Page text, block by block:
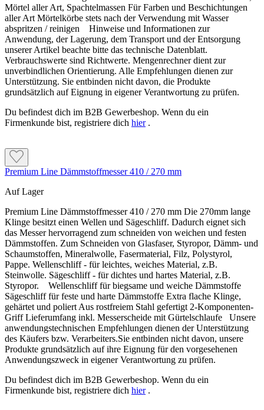
Nach dem Andrücken müssen mindestens 40 %
Klebekontaktfläche erreicht werden.
Untergrundunebenheiten bis ungefähr ± 1 cm können im
Kleberbett ausgeglichen werden.
Wird die Klebemasse maschinell direkt auf den
Untergrund aufgetragen und durchgekämmt, müssen
mindestens 80 % Klebekontaktfläche entstehen.
So werden die Dämmplatten verlegt
ausrichten.
Keine Klebemasse in die Plattenstöße bringen.
Fugen unter 5 mm mit Caparol Füllschaum B1 schließen.
Größere Fugen mit passend zugeschnittenem, artgleichem
Dämmstoff korrigieren.
Die verklebte Fassadenfläche bis zur weiteren Bearbeitung
mit einem Gerüstschutznetz vor Feuchtigkeit, Wind und
direkter Sonne schützen.
Dübelung und Armierung
Verdübelung im W-Schema
Die Mineralfaserplatten müssen unabhängig vom
Untergrund immer zusätzlich verdübelt werden.
Zulässig ist ausschließlich das W-Schema mit 6 bis 12
Dübeln je m²; die genaue Anzahl richtet sich nach
ÖNORM B 6400-1 und dem konkreten Objekt.
Untergrund und Verklebung vorbereiten
Der Untergrund muss eben, sauber, tragfähig und frei von
haftungsmindernden Stoffen sein. Lose Anstriche, schadhafte
Putzbereiche, Mörtelgrate und Hohlstellen vor der
Dämmplattenmontage vollständig entfernen beziehungsweise
fachgerecht ausbessern.
Absandende oder mehlige mineralische Flächen bis zur festen
Systemvorgabe grundieren.
abziehen.
Bei der Rand-Wulst-Punkt-Methode umlaufend Klebemasse und
auftragen.
Nach dem Andrücken müssen mindestens 40 %
Klebekontaktfläche erreicht werden. Untergrundunebenheiten
bis ungefähr ± 1 cm können im Kleberbett ausgeglichen werden.
Wird die Klebemasse maschinell direkt auf den Untergrund
aufgetragen und durchgekämmt, müssen mindestens 80 %
Klebekontaktfläche entstehen.
So werden die Dämmplatten verlegt
Die Platten von unten nach oben im Verband und pressgestoßen
verkleben.
Jede Platte gut andrücken sowie flucht- und lotrecht ausrichten.
Keine Klebemasse in die Plattenstöße bringen.
Fugen unter 5 mm mit Caparol Füllschaum B1 schließen.
Größere Fugen mit passend zugeschnittenem, artgleichem
Dämmstoff korrigieren.
Mörtel aller Art, Spachtelmassen Für Farben und Beschichtungen
aller Art Mörtelkörbe stets nach der Verwendung mit Wasser
abspritzen / reinigen Hinweise und Informationen zur
Anwendung, der Lagerung, dem Transport und der Entsorgung
unserer Artikel beachte bitte das technische Datenblatt.
Verbrauchswerte sind Richtwerte. Mengenrechner dient zur
unverbindlichen Orientierung. Alle Empfehlungen dienen zur
Unterstützung. Sie entbinden nicht davon, die Produkte
grundsätzlich auf Eignung in eigener Verantwortung zu prüfen.
Du befindest dich im B2B Gewerbeshop. Wenn du ein
Firmenkunde bist, registriere dich hier.
Premium Line Dämmstoffmesser 410 / 270 mm
Auf Lager
Premium Line Dämmstoffmesser 410 / 270 mm Die 270mm lange
Klinge besitzt einen Wellen und Sägeschliff. Dadurch eignet sich
das Messer hervorragend zum schneiden von weichen und festen
Dämmstoffen. Zum Schneiden von Glasfaser, Styropor, Dämm- und
Schaumstoffen, Mineralwolle, Fasermaterial, Filz, Polystyrol,
Pappe. Wellenschliff - für leichtes, weiches Material, z.B.
Steinwolle. Sägeschliff - für dichtes und hartes Material, z.B.
Styropor. Wellenschliff für biegsame und weiche Dämmstoffe
Sägeschliff für feste und harte Dämmstoffe Extra flache Klinge,
gehärtet und poliert Aus rostfreiem Stahl gefertigt 2-Komponenten-
Griff Lieferumfang inkl. Messerscheide mit Gürtelschlaufe Unsere
anwendungstechnischen Empfehlungen dienen der Unterstützung
des Käufers bzw. Verarbeiters.Sie entbinden nicht davon, unsere
Produkte grundsätzlich auf ihre Eignung für den vorgesehenen
Anwendungszweck in eigener Verantwortung zu prüfen.
Du befindest dich im B2B Gewerbeshop. Wenn du ein
Firmenkunde bist, registriere dich hier.